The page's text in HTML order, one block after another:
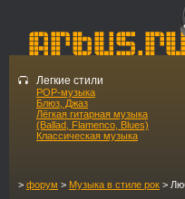
Легкие стили
POP-музыка
Блюз, Джаз
Лёгкая гитарная музыка
(Ballad, Flamenco, Blues)
Классическая музыка
> форум > Музыка в стиле рок >